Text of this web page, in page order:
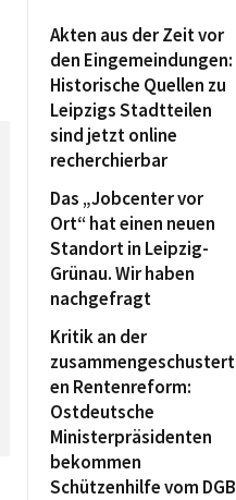
Akten aus der Zeit vor
den Eingemeindungen:
Historische Quellen zu
Leipzigs Stadtteilen
sind jetzt online
recherchierbar
Das „Jobcenter vor
Ort“ hat einen neuen
Standort in Leipzig-
Grünau. Wir haben
nachgefragt
Kritik an der
zusammengeschustert
en Rentenreform:
Ostdeutsche
Ministerpräsidenten
bekommen
Schützenhilfe vom DGB